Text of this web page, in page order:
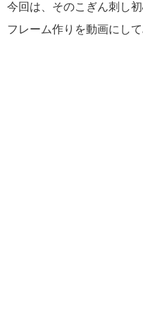
今回は、そのこぎん刺し
フレーム作りを動画にして